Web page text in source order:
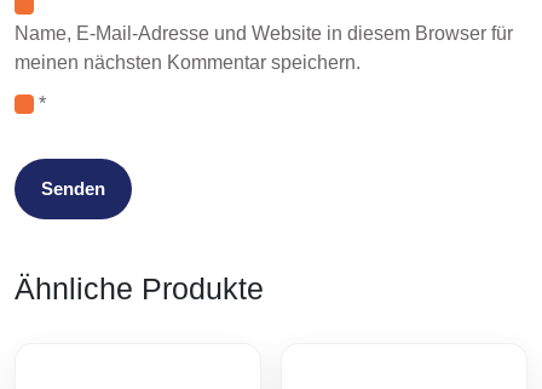
Name, E-Mail-Adresse und Website in diesem Browser für
meinen nächsten Kommentar speichern.
*
Ähnliche Produkte